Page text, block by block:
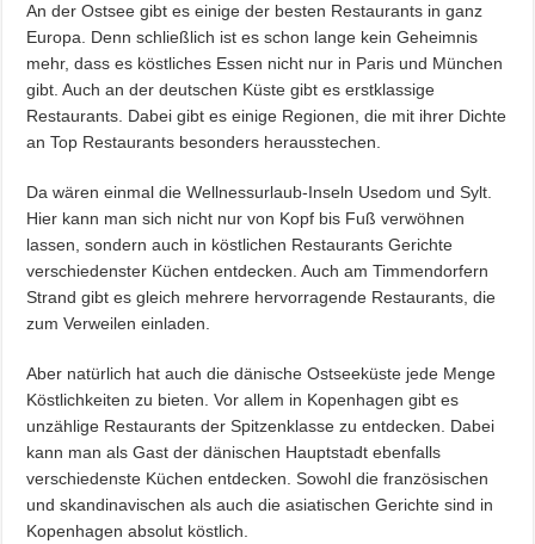
An der Ostsee gibt es einige der besten Restaurants in ganz
Europa. Denn schließlich ist es schon lange kein Geheimnis
mehr, dass es köstliches Essen nicht nur in Paris und München
gibt. Auch an der deutschen Küste gibt es erstklassige
Restaurants. Dabei gibt es einige Regionen, die mit ihrer Dichte
an Top Restaurants besonders herausstechen.
Da wären einmal die Wellnessurlaub-Inseln Usedom und Sylt.
Hier kann man sich nicht nur von Kopf bis Fuß verwöhnen
lassen, sondern auch in köstlichen Restaurants Gerichte
verschiedenster Küchen entdecken. Auch am Timmendorfern
Strand gibt es gleich mehrere hervorragende Restaurants, die
zum Verweilen einladen.
Aber natürlich hat auch die dänische Ostseeküste jede Menge
Köstlichkeiten zu bieten. Vor allem in Kopenhagen gibt es
unzählige Restaurants der Spitzenklasse zu entdecken. Dabei
kann man als Gast der dänischen Hauptstadt ebenfalls
verschiedenste Küchen entdecken. Sowohl die französischen
und skandinavischen als auch die asiatischen Gerichte sind in
Kopenhagen absolut köstlich.